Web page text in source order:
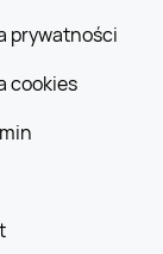
prywatności
cookies